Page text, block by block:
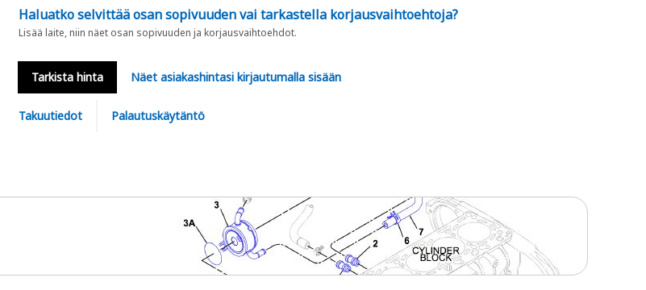
Haluatko selvittää osan sopivuuden vai tarkastella korjausvaihtoehtoja?
Lisää laite, niin näet osan sopivuuden ja korjausvaihtoehdot.
Tarkista hinta Näet asiakashintasi kirjautumalla sisään
Takuutiedot Palautuskäytäntö